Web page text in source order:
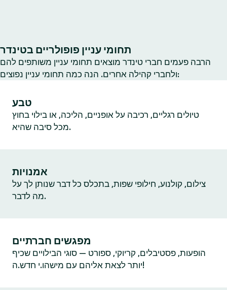
תחומי עניין פופולריים בטינדר
הרבה פעמים חברי טינדר מוצאים תחומי עניין משותפים להם
ולחברי קהילה אחרים. הנה כמה תחומי עניין נפוצים:
טבע
טיולים רגליים, רכיבה על אופניים, הליכה, או בילוי בחוץ
מכל סיבה שהיא.
אמנויות
צילום, קולנוע, חילופי שפות, בתכלס כל דבר שנותן לך על
מה לדבר.
מפגשים חברתיים
הופעות, פסטיבלים, קריוקי, ספורט — סוגי הבילויים שכיף
יותר לצאת אליהם עם מישהו.י חדש.ה!